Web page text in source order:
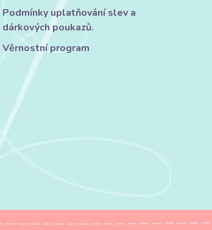
Podmínky uplatňování slev a
dárkových poukazů.
Věrnostní program